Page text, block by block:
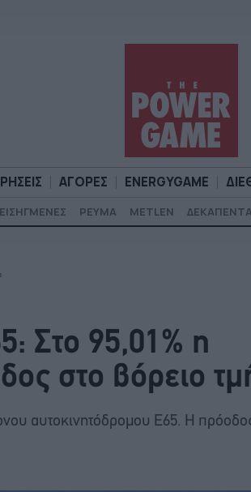
ΑΓΟΡΕΣ ENERGYGAME
ΕΙΣΗΓΜΕΝΕΣ ΡΕΥΜΑ METLEN
Στο 95,01% η
στο βόρειο
αυτοκινητόδρομου Ε65. Η